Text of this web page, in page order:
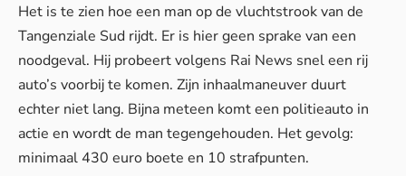
Het is te zien hoe een man op de vluchtstrook van de
Tangenziale Sud rijdt. Er is hier geen sprake van een
noodgeval. Hij probeert volgens Rai News snel een rij
auto’s voorbij te komen. Zijn inhaalmaneuver duurt
echter niet lang. Bijna meteen komt een politieauto in
actie en wordt de man tegengehouden. Het gevolg:
minimaal 430 euro boete en 10 strafpunten.